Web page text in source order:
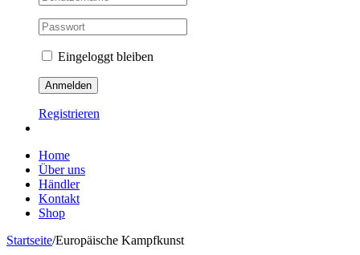
Eingeloggt bleiben
Registrieren
Home
Über uns
Händler
Kontakt
Shop
Startseite/Europäische Kampfkunst